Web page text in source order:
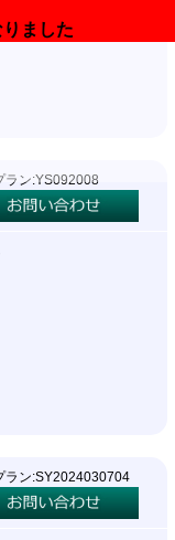
ました
分・送迎付き
ラン:YS092008
ラン:SY2024030704